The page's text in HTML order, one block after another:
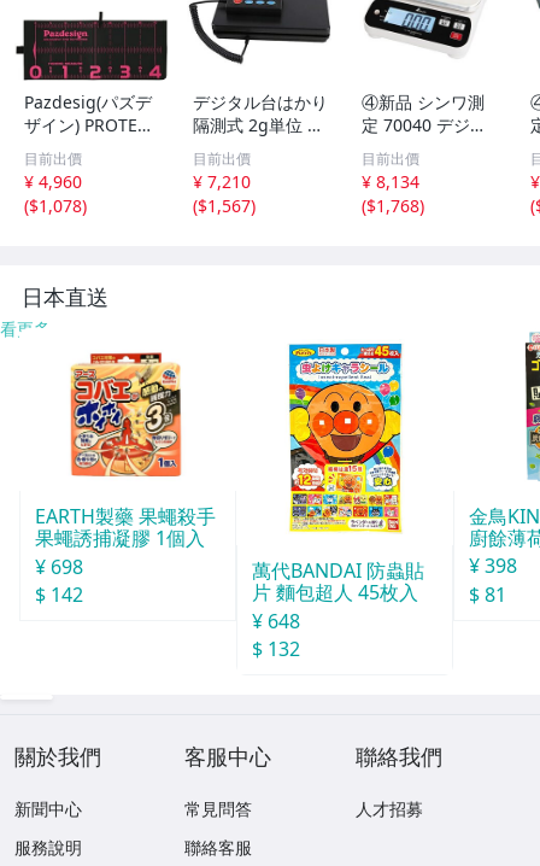
Pazdesig(パズデ
ザイン) PROTECT
MAJOR 40 II プ
ロテクトメジャー
40 II PAC-317 20
xPx
目前出價
¥ 4,960
($1,078)
デジタル台はかり
隔測式 2g単位 最
大50kg 計量 はか
り 秤 電子秤 デジ
タル デジタル台
はかり デジタル
目前出價
¥ 7,210
($1,567)
④新品 シンワ測
定 70040 デジタ
ルはかり WP 20k
g 防塵防水 取引
証明以外用 農作
物、宅配便などの
目前出價
¥ 8,134
($1,768)
(
日本直送
看更多
EARTH製藥 果蠅殺手
果蠅誘捕凝膠 1個入
¥ 698
$ 142
萬代BANDAI 防蟲貼
片 麵包超人 45枚入
¥ 648
$ 132
金鳥
廚餘薄
30天分
¥ 398
$ 81
關於我們
新聞中心
服務說明
客服中心
常見問答
聯絡客服
聯絡我們
人才招募